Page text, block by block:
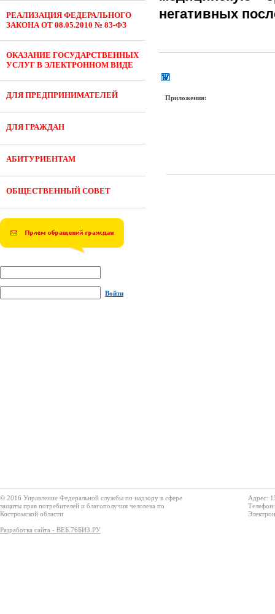
РЕАЛИЗАЦИЯ ФЕДЕРАЛЬНОГО
ЗАКОНА ОТ 08.05.2010 № 83-ФЗ
ОКАЗАНИЕ ГОСУДАРСТВЕННЫХ
УСЛУГ В ЭЛЕКТРОННОМ ВИДЕ
ДЛЯ ПРЕДПРИНИМАТЕЛЕЙ
ДЛЯ ГРАЖДАН
АБИТУРИЕНТАМ
ОБЩЕСТВЕННЫЙ СОВЕТ
Войти
негативных
Приложения:
© 2016 Управление Федеральной службы по надзору в сфере
защиты прав потребителей и благополучия человека по
Костромской области
Разработка сайта - ВЕБ.76БИЗ.РУ
Адрес: